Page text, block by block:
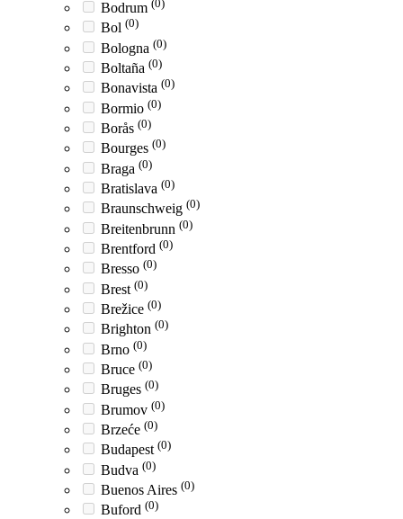
Bodrum (0)
Bol (0)
Bologna (0)
Boltaña (0)
Bonavista (0)
Bormio (0)
Borås (0)
Bourges (0)
Braga (0)
Bratislava (0)
Braunschweig (0)
Breitenbrunn (0)
Brentford (0)
Bresso (0)
Brest (0)
Brežice (0)
Brighton (0)
Brno (0)
Bruce (0)
Bruges (0)
Brumov (0)
Brzeće (0)
Budapest (0)
Budva (0)
Buenos Aires (0)
Buford (0)